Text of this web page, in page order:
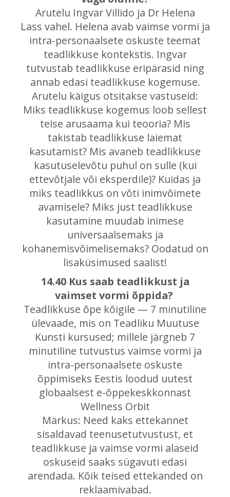
Arutelu Ingvar Villido ja Dr Helena
Lass vahel. Helena avab vaimse vormi ja
intra-personaalsete oskuste teemat
teadlikkuse kontekstis. Ingvar
tutvustab teadlikkuse eripärasid ning
annab edasi teadlikkuse kogemuse.
Arutelu käigus otsitakse vastuseid:
Miks teadlikkuse kogemus loob sellest
teise arusaama kui teooria? Mis
takistab teadlikkuse laiemat
kasutamist? Mis avaneb teadlikkuse
kasutuselevõtu puhul on sulle (kui
ettevõtjale või eksperdile)? Kuidas ja
miks teadlikkus on võti inimvõimete
avamisele? Miks just teadlikkuse
kasutamine muudab inimese
universaalsemaks ja
kohanemisvõimelisemaks? Oodatud on
lisaküsimused saalist!
14.40 Kus saab teadlikkust ja
vaimset vormi õppida?
Teadlikkuse õpe kõigile — 7 minutiline
ülevaade, mis on Teadliku Muutuse
Kunsti kursused; millele järgneb 7
minutiline tutvustus vaimse vormi ja
intra-personaalsete oskuste
õppimiseks Eestis loodud uutest
globaalsest e-õppekeskkonnast
Wellness Orbit
Märkus: Need kaks ettekannet
sisaldavad teenusetutvustust, et
teadlikkuse ja vaimse vormi alaseid
oskuseid saaks sügavuti edasi
arendada. Kõik teised ettekanded on
reklaamivabad.